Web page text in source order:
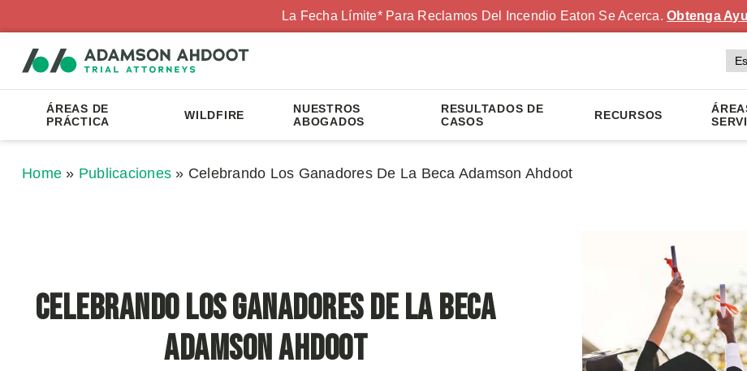
La Fecha Límite* Para Reclamos Del Incendio Eaton Se Acerca.Obtenga
ÁREAS DE
PRÁCTICA
WILDFIRE
NUESTROS
ABOGADOS
RESULTADOS DE
CASOS
RECURSOS
Home » Publicaciones » Celebrando Los Ganadores De La Beca Adamson Ahdoot
Celebrando Los Ganadores De La Beca
Adamson Ahdoot